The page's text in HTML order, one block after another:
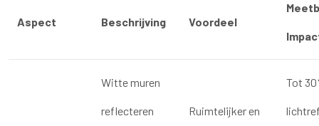
Aspect Beschrijving Voordeel
Witte muren
reflecteren Ruimtelijker en
Tot